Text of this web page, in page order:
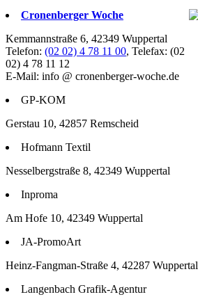
Cronenberger Woche
Kemmannstraße 6, 42349 Wuppertal
Telefon: (02 02) 4 78 11 00, Telefax: (02
02) 4 78 11 12
E-Mail: info @ cronenberger-woche.de
GP-KOM
Gerstau 10, 42857 Remscheid
Hofmann Textil
Nesselbergstraße 8, 42349 Wuppertal
Inproma
Am Hofe 10, 42349 Wuppertal
JA-PromoArt
Heinz-Fangman-Straße 4, 42287 Wuppertal
Langenbach Grafik-Agentur